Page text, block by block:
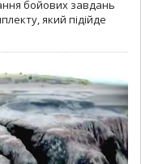
бойових завдань
який підійде